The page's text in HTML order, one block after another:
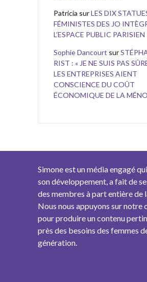
Patricia surLES DIX
FÉMINISTES DES JO
L’ESPACE PUBLIC PARISIEN
Sophie Dancourt sur
RIST : « JE NE SUIS PAS
LES ENTREPRISES AIENT
CONSCIENCE DU COÛT
ÉCONOMIQUE DE LA
Simone est un média engagé
son développement, a fait de
des membres à part entière de
Nous nous appuyons sur notre
pour produire un contenu
près des besoins des femmes
génération.